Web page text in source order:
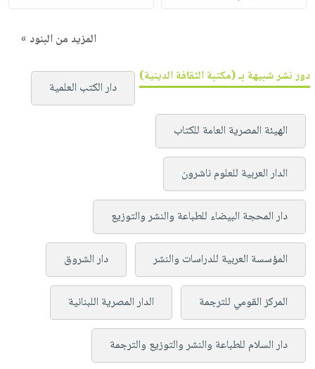
المزيد من البنود »
دور نشر شبيهة بـ (مكتبة الثقافة الدينية)
دار الكتب العلمية
الهيئة المصرية العامة للكتاب
الدار العربية للعلوم ناشرون
دار المحجة البيضاء للطباعة والنشر والتوزيع
المؤسسة العربية للدراسات والنشر دار الشروق
المركز القومي للترجمة الدار المصرية اللبنانية
دار السلام للطباعة والنشر والتوزيع والترجمة